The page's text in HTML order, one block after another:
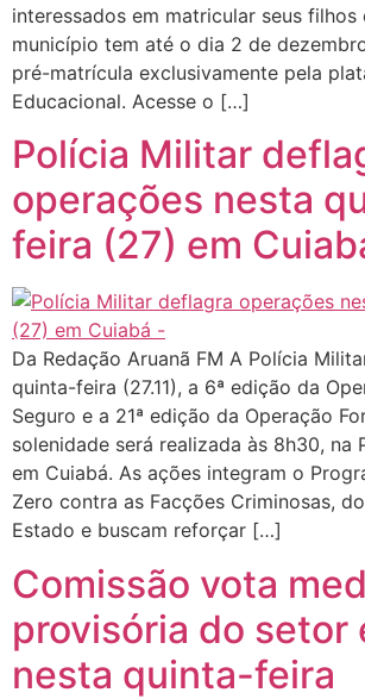
interessados em matricular seus filhos
município tem até o dia 2 de
pré-matrícula exclusivamente pela
Educacional. Acesse o […]
Polícia Militar
operações nesta
feira (27) em
Da Redação Aruanã FM A Polícia
quinta-feira (27.11), a 6ª edição da
Seguro e a 21ª edição da Operação
solenidade será realizada às 8h30, na
em Cuiabá. As ações integram o
Zero contra as Facções Criminosas,
Estado e buscam reforçar […]
Comissão vota
provisória do setor
nesta quinta-feira